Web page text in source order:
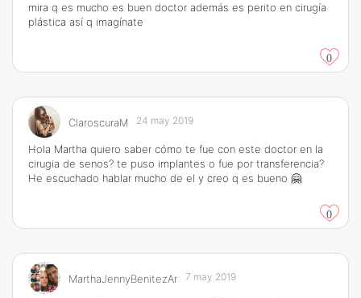
mira q es mucho es buen doctor además es perito en cirugía
plástica así q imagínate
0
ClaroscuraM 24 may 2019
Hola Martha quiero saber cómo te fue con este doctor en la
cirugia de senos? te puso implantes o fue por transferencia?
He escuchado hablar mucho de el y creo q es bueno 🤗
0
MarthaJennyBenitezAr 7 may 2019